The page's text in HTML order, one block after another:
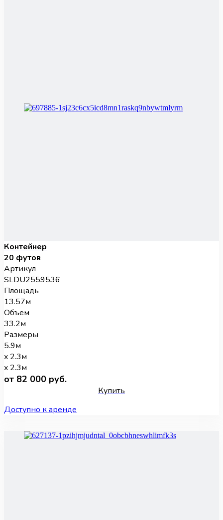
Контейнер
20 футов
Артикул
SLDU2559536
Площадь
13.57м
Объем
33.2м
Размеры
5.9м
x 2.3м
x 2.3м
от 82 000 руб.
Купить
Доступно к аренде